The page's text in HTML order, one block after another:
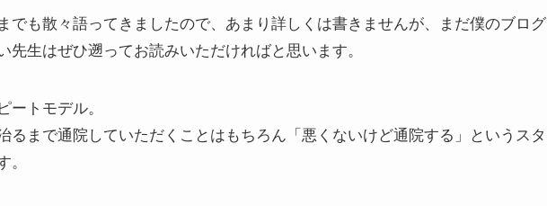
でも散々語ってきましたので、あまり詳しくは書きませんが、まだ僕のブログ
先生はぜひ遡ってお読みいただければと思います。
ートモデル。
るまで通院していただくことはもちろん「悪くないけど通院する」というスタ
。